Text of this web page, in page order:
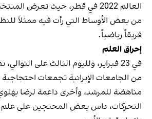
العالم 2022 في قطر، حيث تعرض
من بعض الأوساط التي رأت فيه ممثلاً
فريقاً رياضياً.
إحراق العلم
في 23 فبراير، ولليوم الثالث على
من الجامعات الإيرانية تجمعات احتجاجية
مناهضة للمرشد، وأخرى داعمة لرضا
التحركات، داس بعض المحتجين على علم